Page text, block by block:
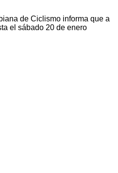
de Ciclismo informa que a
el sábado 20 de enero